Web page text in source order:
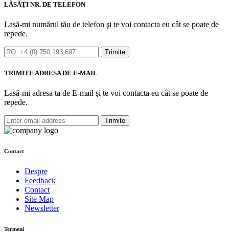
LĂSĂŢI NR. DE TELEFON
Lasă-mi numărul tău de telefon şi te voi contacta eu cât se poate de
repede.
Trimite
TRIMITE ADRESA DE E-MAIL
Lasă-mi adresa ta de E-mail şi te voi contacta eu cât se poate de
repede.
Trimite
Contact
Despre
Feedback
Contact
Site Map
Newsletter
Termeni